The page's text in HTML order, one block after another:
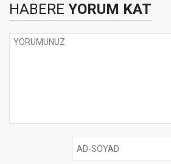
HABERE YORUM KAT